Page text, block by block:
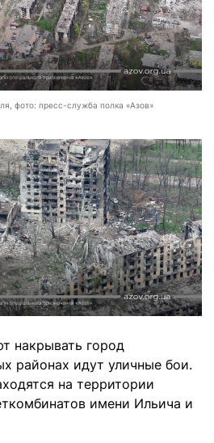
фото: пресс-служба полка «Азов»
накрывать город
районах идут уличные бои.
на территории
имени Ильича и